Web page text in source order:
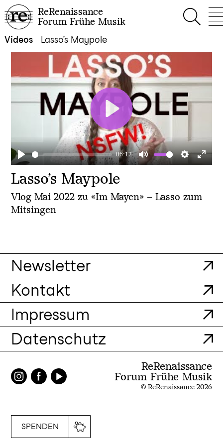
ReRenaissance
Forum Frühe Musik
Videos
Lasso’s Maypole
Play
06:12
Mute Settings
Enter
Play
Lasso’s Maypole
Vlog Mai 2022 zu «Im Mayen» – Lasso zum
Mitsingen
Newsletter
Kontakt
Impressum
Datenschutz
SPENDEN
ReRenaissance
Forum Frühe Musik
© ReRenaissance 2026